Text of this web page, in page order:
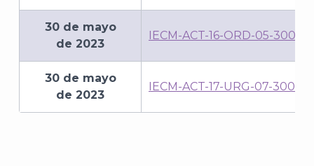
30 de mayo
de 2023
IECM-ACT-16-ORD-05-
30 de mayo
de 2023
IECM-ACT-17-URG-07-